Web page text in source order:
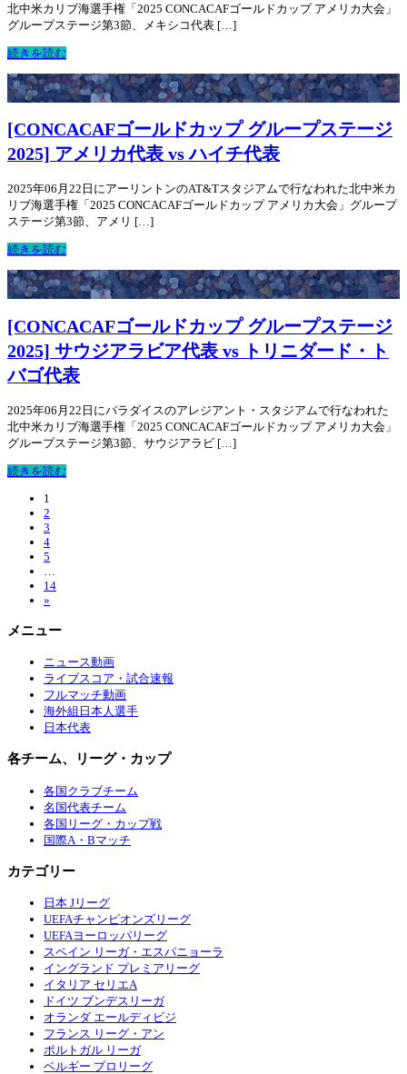
北中米カリブ海選手権「2025 CONCACAFゴールドカップ アメリカ大会」
グループステージ第3節、メキシコ代表 […]
続きを読む
[CONCACAFゴールドカップ グループステージ
2025] アメリカ代表 vs ハイチ代表
2025年06月22日にアーリントンのAT&Tスタジアムで行なわれた北中米カ
リブ海選手権「2025 CONCACAFゴールドカップ アメリカ大会」グループ
ステージ第3節、アメリ […]
続きを読む
[CONCACAFゴールドカップ グループステージ
2025] サウジアラビア代表 vs トリニダード・ト
バゴ代表
2025年06月22日にパラダイスのアレジアント・スタジアムで行なわれた
北中米カリブ海選手権「2025 CONCACAFゴールドカップ アメリカ大会」
グループステージ第3節、サウジアラビ […]
続きを読む
1
2
3
4
5
14
»
メニュー
ニュース動画
ライブスコア・試合速報
フルマッチ動画
海外組日本人選手
日本代表
各チーム、リーグ・カップ
各国クラブチーム
名国代表チーム
各国リーグ・カップ戦
国際A・Bマッチ
カテゴリー
日本 Jリーグ
UEFAチャンピオンズリーグ
UEFAヨーロッパリーグ
スペイン リーガ・エスパニョーラ
イングランド プレミアリーグ
イタリア セリエA
ドイツ ブンデスリーガ
オランダ エールディビジ
フランス リーグ・アン
ポルトガル リーガ
ベルギー プロリーグ